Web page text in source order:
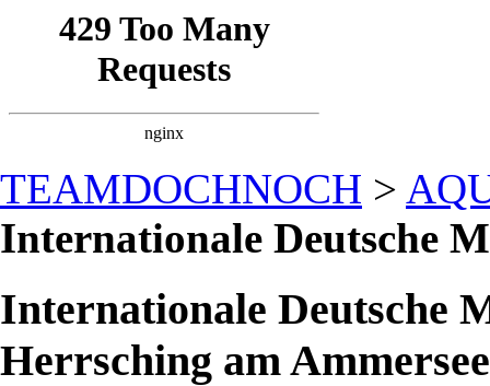
TEAMDOCHNOCH >
Internationale Deutsche
Internationale Deutsche
Herrsching am Ammersee